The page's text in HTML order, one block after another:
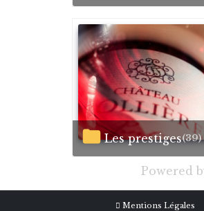
Les prestiges(39)
Powered
Mentions Légales